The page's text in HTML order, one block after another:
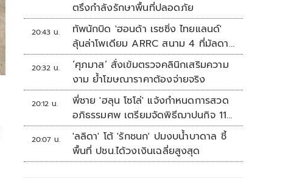
ตรึงกำลังรักษาพื้นที่ปลอดภัย
20:43 น.
ทัพนักบิด 'ฮอนด้า เรซซิ่ง ไทยแลนด์'
ลุ้นล่าโพเดียม ARRC สนาม 4 ที่มัลดาลิ
กา
20:32 น.
‘ศุภมาส’ สั่งเข้มตรวจคลินิกเสริมความ
งาม ย้ำโฆษณาราคาต้องจ่ายจริง
20:12 น.
พี่ชาย 'ฮลุน โซโล่' แจ้งกำหนดการสวด
อภิธรรมศพ เตรียมจัดพิธีฌาปนกิจ 11
ส.ค.
20:07 น.
'ลลิดา' โต้ 'รักชนก' ปมงบน้ำบาดาล ชี้
พื้นที่ ปชน.ได้วงเงินเฉลี่ยสูงสุด